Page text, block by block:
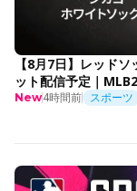
【8月7日】レッド
ット配信予定｜
New4時間前 スポーツ